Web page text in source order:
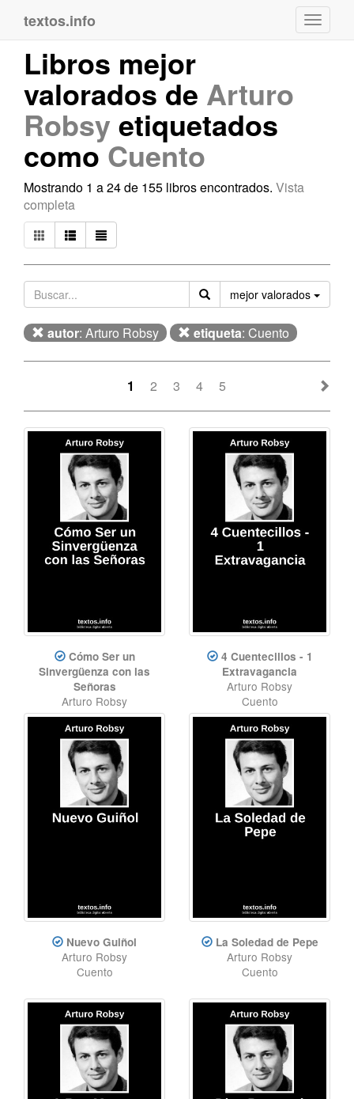
textos.info
Libros mejor
valorados de Arturo
Robsy etiquetados
comoCuento
Mostrando 1 a 24 de 155 libros encontrados. Vista
completa
mejor valorados
autor: Arturo Robsy etiqueta: Cuento
1 2 3 4 5
Cómo Ser un
Sinvergüenza con las
Señoras
Arturo Robsy
Novela,Cuento,Manual
4 Cuentecillos - 1
Extravagancia
Arturo Robsy
Cuento
Nuevo Guiñol
Arturo Robsy
Cuento
La Soledad de Pepe
Arturo Robsy
Cuento